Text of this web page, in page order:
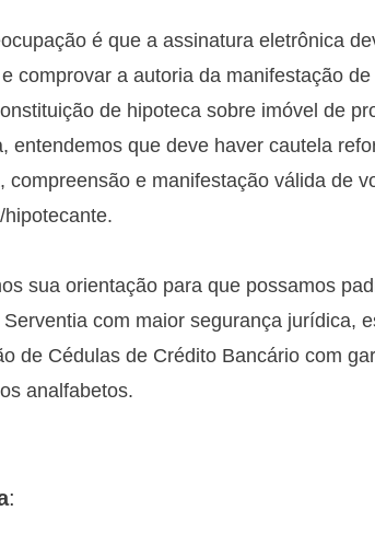
é que a assinatura eletrônica
comprovar a autoria da manifestação
de hipoteca sobre imóvel de
entendemos que deve haver cautela
compreensão e manifestação válida de
sua orientação para que possamos
com maior segurança jurídica,
de Cédulas de Crédito Bancário com
analfabetos.
: